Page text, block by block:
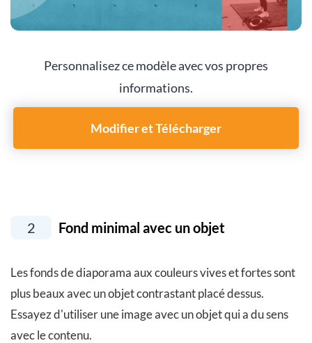
Personnalisez ce modèle avec vos propres
informations.
Modifier et Télécharger
2 Fond minimal avec un objet
Les fonds de diaporama aux couleurs vives et fortes sont
plus beaux avec un objet contrastant placé dessus.
Essayez d'utiliser une image avec un objet qui a du sens
avec le contenu.